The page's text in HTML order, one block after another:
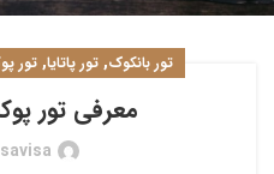
تور بانکوک, تور پاتایا, تور
معرفی تور پوکت